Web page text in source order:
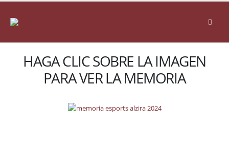
HAGA CLIC SOBRE LA IMAGEN
PARA VER LA MEMORIA